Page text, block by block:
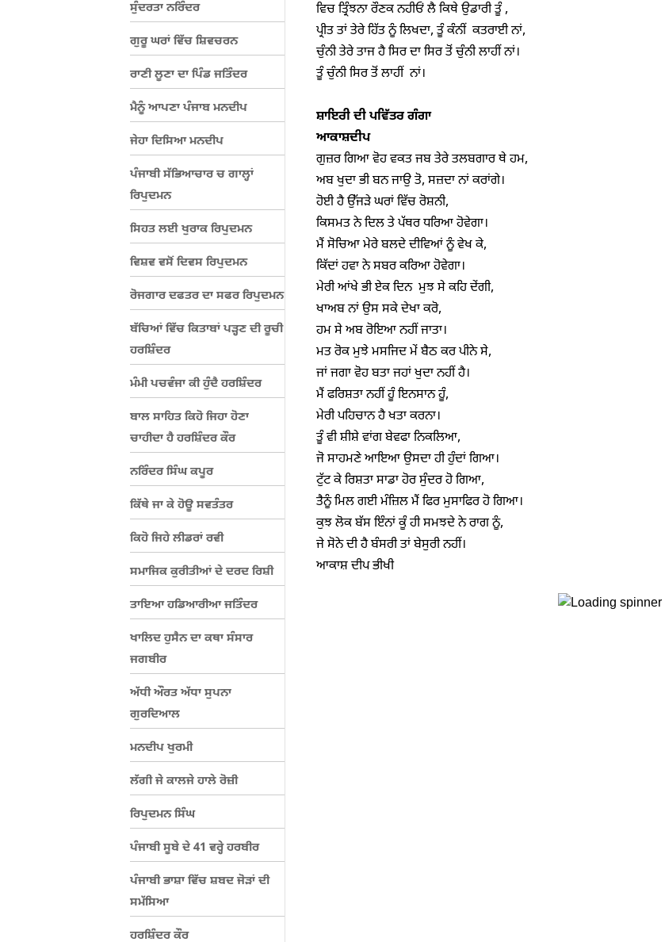
ਵਿਚ ਤ੍ਰਿੰਝਨਾ ਰੌਣਕ ਨਹੀਓਂ ਲੈ ਕਿਥੇ ਉਡਾਰੀ ਤੂੰ ,
ਪ੍ਰੀਤ ਤਾਂ ਤੇਰੇ ਹਿੱਤ ਨੂੰ ਲਿਖਦਾ, ਤੂੰ ਕੰਨੀਂ  ਕਤਰਾਈ ਨਾਂ,
ਚੁੰਨੀ ਤੇਰੇ ਤਾਜ ਹੈ ਸਿਰ ਦਾ ਸਿਰ ਤੋਂ ਚੁੰਨੀ ਲਾਹੀਂ ਨਾਂ।
ਤੂੰ ਚੁੰਨੀ ਸਿਰ ਤੋਂ ਲਾਹੀਂ  ਨਾਂ।
ਸ਼ਾਇਰੀ ਦੀ ਪਵਿੱਤਰ ਗੰਗਾ
ਆਕਾਸ਼ਦੀਪ
ਗੁਜ਼ਰ ਗਿਆ ਵੋਹ ਵਕਤ ਜਬ ਤੇਰੇ ਤਲਬਗਾਰ ਥੇ ਹਮ,
ਅਬ ਖੁਦਾ ਭੀ ਬਨ ਜਾਉ ਤੋ, ਸਜ਼ਦਾ ਨਾਂ ਕਰਾਂਗੇ।
ਹੋਈ ਹੈ ਉੱਜੜੇ ਘਰਾਂ ਵਿੱਚ ਰੋਸ਼ਨੀ,
ਕਿਸਮਤ ਨੇ ਦਿਲ ਤੇ ਪੱਥਰ ਧਰਿਆ ਹੋਵੇਗਾ।
ਮੈਂ ਸੋਚਿਆ ਮੇਰੇ ਬਲਦੇ ਦੀਵਿਆਂ ਨੂੰ ਵੇਖ ਕੇ,
ਕਿੱਦਾਂ ਹਵਾ ਨੇ ਸਬਰ ਕਰਿਆ ਹੋਵੇਗਾ।
ਮੇਰੀ ਆਂਖੇ ਭੀ ਏਕ ਦਿਨ  ਮੁਝ ਸੇ ਕਹਿ ਦੇਂਗੀ,
ਖਾਅਬ ਨਾਂ ਉਸ ਸਕੇ ਦੇਖਾ ਕਰੋ,
ਹਮ ਸੇ ਅਬ ਰੋਇਆ ਨਹੀਂ ਜਾਤਾ।
ਮਤ ਰੋਕ ਮੁਝੇ ਮਸਜਿਦ ਮੇਂ ਬੈਠ ਕਰ ਪੀਨੇ ਸੇ,
ਜਾਂ ਜਗਾ ਵੋਹ ਬਤਾ ਜਹਾਂ ਖੁਦਾ ਨਹੀਂ ਹੈ।
ਮੈਂ ਫਰਿਸ਼ਤਾ ਨਹੀਂ ਹੂੰ ਇਨਸਾਨ ਹੂੰ,
ਮੇਰੀ ਪਹਿਚਾਨ ਹੈ ਖਤਾ ਕਰਨਾ।
ਤੂੰ ਵੀ ਸ਼ੀਸ਼ੇ ਵਾਂਗ ਬੇਵਫਾ ਨਿਕਲਿਆ,
ਜੋ ਸਾਹਮਣੇ ਆਇਆ ਉਸਦਾ ਹੀ ਹੁੰਦਾਂ ਗਿਆ।
ਟੁੱਟ ਕੇ ਰਿਸ਼ਤਾ ਸਾਡਾ ਹੋਰ ਸੁੰਦਰ ਹੋ ਗਿਆ,
ਤੈਨੂੰ ਮਿਲ ਗਈ ਮੰਜ਼ਿਲ ਮੈਂ ਫਿਰ ਮੁਸਾਫਿਰ ਹੋ ਗਿਆ।
ਕੁਝ ਲੋਕ ਬੱਸ ਇੰਨਾਂ ਕੂੰ ਹੀ ਸਮਝਦੇ ਨੇ ਰਾਗ ਨੂੰ,
ਜੇ ਸੋਨੇ ਦੀ ਹੈ ਬੰਸਰੀ ਤਾਂ ਬੇਸੁਰੀ ਨਹੀਂ।
ਆਕਾਸ਼ ਦੀਪ ਭੀਖੀ
ਸੁੰਦਰਤਾ ਨਰਿੰਦਰ
ਗੁਰੂ ਘਰਾਂ ਵਿੱਚ ਸ਼ਿਵਚਰਨ
ਰਾਣੀ ਲੂਣਾ ਦਾ ਪਿੰਡ ਜਤਿੰਦਰ
ਮੈਨੂੰ ਆਪਣਾ ਪੰਜਾਬ ਮਨਦੀਪ
ਜੇਹਾ ਦਿਸਿਆ ਮਨਦੀਪ
ਪੰਜਾਬੀ ਸੱਭਿਆਚਾਰ ਚ ਗਾਲ੍ਹਾਂ
ਰਿਪੁਦਮਨ
ਸਿਹਤ ਲਈ ਖੁਰਾਕ ਰਿਪੁਦਮਨ
ਵਿਸ਼ਵ ਵਸੋਂ ਦਿਵਸ ਰਿਪੁਦਮਨ
ਰੋਜਗਾਰ ਦਫਤਰ ਦਾ ਸਫਰ ਰਿਪੁਦਮਨ
ਬੱਚਿਆਂ ਵਿੱਚ ਕਿਤਾਬਾਂ ਪੜ੍ਹਣ ਦੀ ਰੂਚੀ
ਹਰਸ਼ਿੰਦਰ
ਮੰਮੀ ਪਚਵੰਜਾ ਕੀ ਹੁੰਦੈ ਹਰਸ਼ਿੰਦਰ
ਬਾਲ ਸਾਹਿਤ ਕਿਹੋ ਜਿਹਾ ਹੋਣਾ
ਚਾਹੀਦਾ ਹੈ ਹਰਸ਼ਿੰਦਰ ਕੌਰ
ਨਰਿੰਦਰ ਸਿੰਘ ਕਪੂਰ
ਕਿੱਥੇ ਜਾ ਕੇ ਹੋਊ ਸਵਤੰਤਰ
ਕਿਹੋ ਜਿਹੇ ਲੀਡਰਾਂ ਰਵੀ
ਸਮਾਜਿਕ ਕੁਰੀਤੀਆਂ ਦੇ ਦਰਦ ਰਿਸ਼ੀ
ਤਾਇਆ ਹਡਿਆਰੀਆ ਜਤਿੰਦਰ
ਖਾਲਿਦ ਹੁਸੈਨ ਦਾ ਕਥਾ ਸੰਸਾਰ
ਜਗਬੀਰ
ਅੱਧੀ ਔਰਤ ਅੱਧਾ ਸੁਪਨਾ
ਗੁਰਦਿਆਲ
ਮਨਦੀਪ ਖੁਰਮੀ
ਲੱਗੀ ਜੇ ਕਾਲਜੇ ਹਾਲੇ ਰੋਜ਼ੀ
ਰਿਪੁਦਮਨ ਸਿੰਘ
ਪੰਜਾਬੀ ਸੂਬੇ ਦੇ 41 ਵਰ੍ਹੇ ਹਰਬੀਰ
ਪੰਜਾਬੀ ਭਾਸ਼ਾ ਵਿੱਚ ਸ਼ਬਦ ਜੋੜਾਂ ਦੀ
ਸਮੱਸਿਆ
ਹਰਸ਼ਿੰਦਰ ਕੌਰ